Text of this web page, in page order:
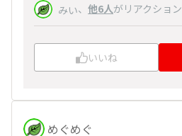
みい、 他6人がリアクション
いいね
めぐめぐ